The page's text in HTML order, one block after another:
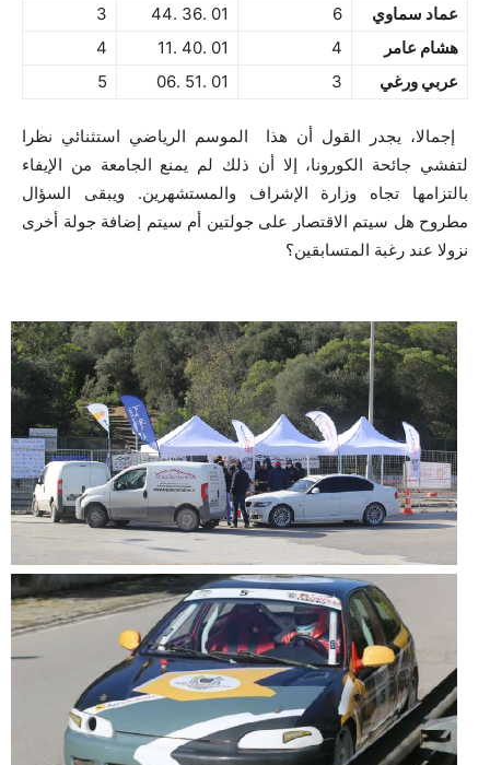
عماد سماوي
6
01 .36 .44
3
هشام عامر
4
01 .40 .11
4
عربي ورغي
3
01 .51 .06
5
إجمالا، يجدر القول أن هذا الموسم الرياضي استثنائي نظرا
لتفشي جائحة الكورونا، إلا أن ذلك لم يمنع الجامعة من الإيفاء
بالتزامها تجاه وزارة الإشراف والمستشهرين. ويبقى السؤال
مطروح هل سيتم الاقتصار على جولتين أم سيتم إضافة جولة أخرى
نزولا عند رغبة المتسابقين؟